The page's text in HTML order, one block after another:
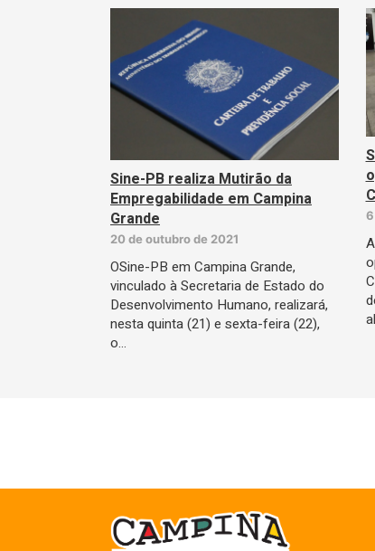
Sine-PB realiza Mutirão da
Empregabilidade em Campina
Grande
20 de outubro de 2021
OSine-PB em Campina Grande,
vinculado à Secretaria de Estado do
Desenvolvimento Humano, realizará,
nesta quinta (21) e sexta-feira (22),
o…